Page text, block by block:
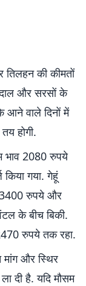
की कीमतों
दाल और सरसों के
आने वाले दिनों में
होगी.
भाव 2080 रुपये
गया. गेहूं
रुपये और
के बीच बिकी.
रुपये तक रहा.
मांग और स्थिर
दी है. यदि मौसम